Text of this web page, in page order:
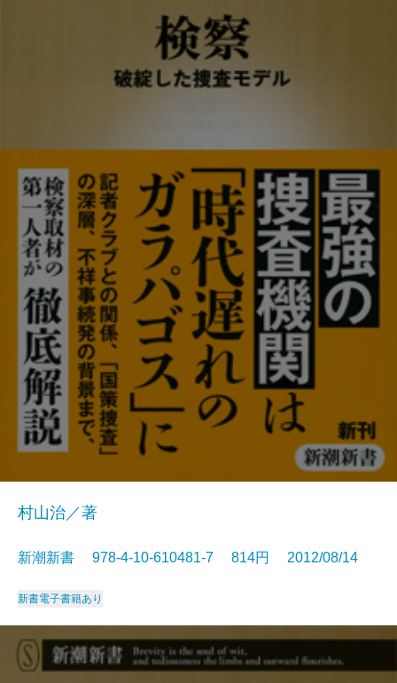
村山治／著
新潮新書 978-4-10-610481-7 814円 2012/08/14
新書電子書籍あり